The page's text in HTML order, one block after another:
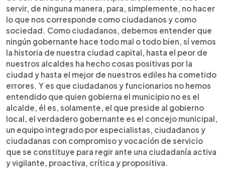
servir, de ninguna manera, para, simplemente, no hacer
lo que nos corresponde como ciudadanos y como
sociedad. Como ciudadanos, debemos entender que
ningún gobernante hace todo mal o todo bien, sí vemos
la historia de nuestra ciudad capital, hasta el peor de
nuestros alcaldes ha hecho cosas positivas por la
ciudad y hasta el mejor de nuestros ediles ha cometido
errores. Y es que ciudadanos y funcionarios no hemos
entendido que quien gobierna el municipio no es el
alcalde, él es, solamente, el que preside al gobierno
local, el verdadero gobernante es el concejo municipal,
un equipo integrado por especialistas, ciudadanos y
ciudadanas con compromiso y vocación de servicio
que se constituye para regir ante una ciudadanía activa
y vigilante, proactiva, crítica y propositiva.